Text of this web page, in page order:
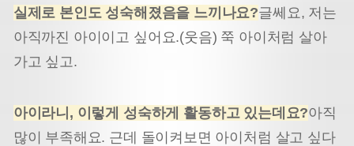
실제로 본인도 성숙해졌음을 느끼나요?글쎄요, 저는
아직까진 아이이고 싶어요.(웃음) 쭉 아이처럼 살아
가고 싶고.
아이라니 , 이렇게 성숙하게 활동하고 있는데요?아직
많이 부족해요. 근데 돌이켜보면 아이처럼 살고 싶다